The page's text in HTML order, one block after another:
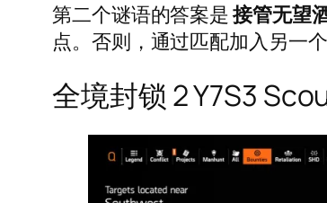
第二个谜语的答案是 接管无望
点。否则，通过匹配加入另一
全境封锁 2 Y7S3